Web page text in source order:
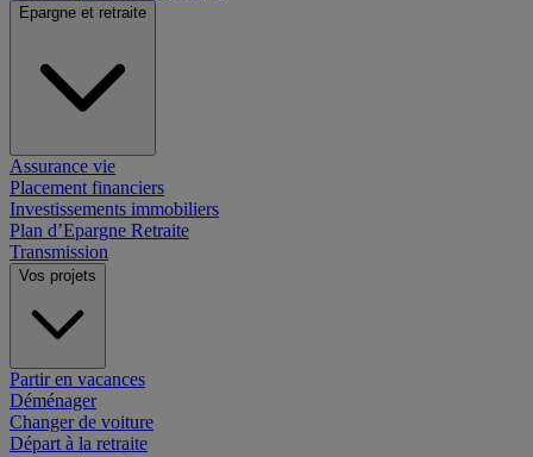
Epargne et retraite
Assurance vie
Placement financiers
Investissements immobiliers
Plan d’Epargne Retraite
Transmission
Vos projets
Partir en vacances
Déménager
Changer de voiture
Départ à la retraite